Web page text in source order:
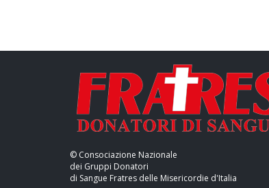
© Consociazione Nazionale
dei Gruppi Donatori
di Sangue Fratres delle Misericordie d'Italia